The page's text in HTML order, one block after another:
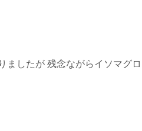
ましたが 残念ながらイソマグ